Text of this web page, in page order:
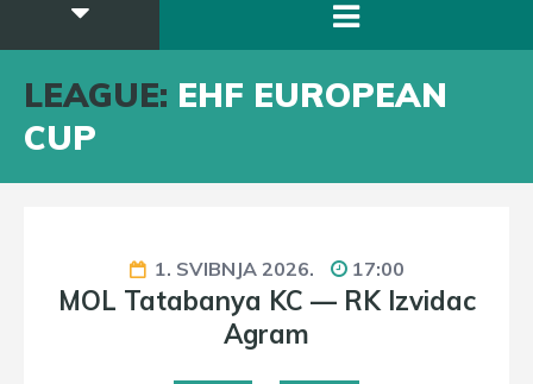
LEAGUE: EHF EUROPEAN
CUP
1. SVIBNJA 2026. 17:00
MOL Tatabanya KC — RK Izvidac
Agram